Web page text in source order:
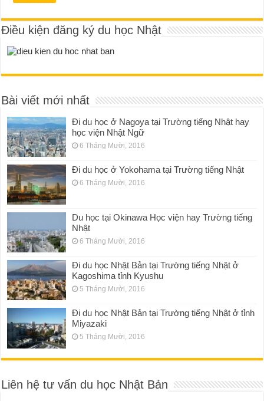
Điều kiện đăng ký du học Nhật
Bài viết mới nhất
Đi du học ở Nagoya tại Trường tiếng Nhật hay
học viện Nhật Ngữ
6 Tháng Mười, 2016
Đi du học ở Yokohama tại Trường tiếng Nhật
6 Tháng Mười, 2016
Du học tại Okinawa Học viện hay Trường tiếng
Nhật
6 Tháng Mười, 2016
Đi du học Nhật Bản tại Trường tiếng Nhật ở
Kagoshima tỉnh Kyushu
5 Tháng Mười, 2016
Đi du học Nhật Bản tại Trường tiếng Nhật ở tỉnh
Miyazaki
5 Tháng Mười, 2016
Liên hệ tư vấn du học Nhật Bản